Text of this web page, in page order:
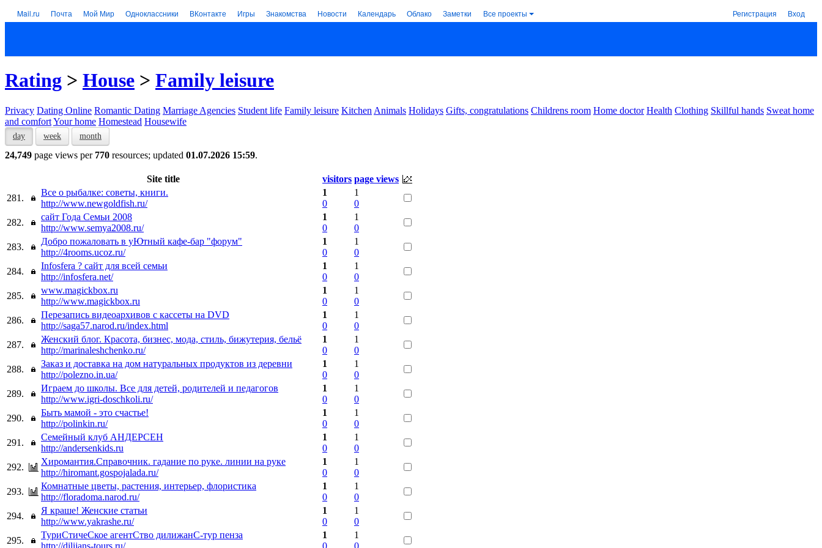
Mail.ru Почта Мой Мир Одноклассники ВКонтакте Игры Знакомства Новости Календарь Облако Заметки Все проекты Регистрация Вход
Rating > House > Family leisure
Privacy Dating Online Romantic Dating Marriage Agencies Student life Family leisure Kitchen Animals Holidays Gifts, congratulations Childrens room Home doctor Health Clothing Skillful hands Sweat home
and comfortYour home Homestead Housewife
day week month
24,749 page views per 770 resources; updated 01.07.2026 15:59.
Site title visitors page views
281.
Все о рыбалке: советы, книги.
http://www.newgoldfish.ru/
1
0
1
0
282.
сайт Года Семьи 2008
http://www.semya2008.ru/
1
0
1
0
283.
Добро пожаловать в уЮтный кафе-бар "форум"
http://4rooms.ucoz.ru/
1
0
1
0
284.
Infosfera ? сайт для всей семьи
http://infosfera.net/
1
0
1
0
285.
www.magickbox.ru
http://www.magickbox.ru
1
0
1
0
286.
Перезапись видеоархивов с кассеты на DVD
http://saga57.narod.ru/index.html
1
0
1
0
287.
Женский блог. Красота, бизнес, мода, стиль, бижутерия, бельё
http://marinaleshchenko.ru/
1
0
1
0
288.
Заказ и доставка на дом натуральных продуктов из деревни
http://polezno.in.ua/
1
0
1
0
289.
Играем до школы. Все для детей, родителей и педагогов
http://www.igri-doschkoli.ru/
1
0
1
0
290.
Быть мамой - это счастье!
http://polinkin.ru/
1
0
1
0
291.
Семейный клуб АНДЕРСЕН
http://andersenkids.ru
1
0
1
0
292.
Хиромантия.Справочник. гадание по руке. линии на руке
http://hiromant.gospojalada.ru/
1
0
1
0
293.
Комнатные цветы, растения, интерьер, флористика
http://floradoma.narod.ru/
1
0
1
0
294.
Я краше! Женские статьи
http://www.yakrashe.ru/
1
0
1
0
295.
ТуриСтичеСкое агентСтво дилижанС-тур пенза
http://dilijans-tours.ru/
1
0
1
0